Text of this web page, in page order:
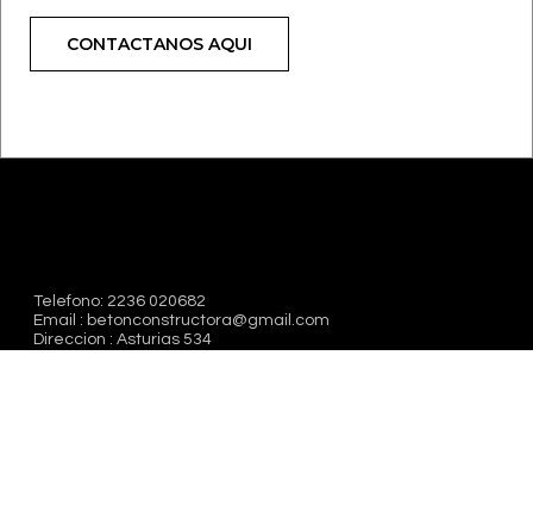
CONTACTANOS AQUI
Telefono: 2236 020682
Email : betonconstructora@gmail.com
Direccion : Asturias 534